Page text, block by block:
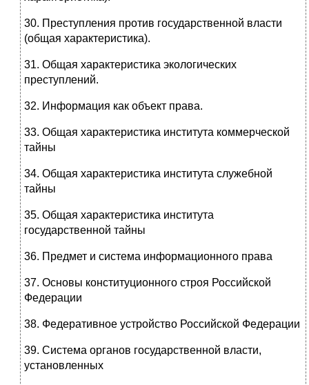
30. Преступления против государственной власти
(общая характеристика).
31. Общая характеристика экологических
преступлений.
32. Информация как объект права.
33. Общая характеристика института коммерческой
тайны
34. Общая характеристика института служебной
тайны
35. Общая характеристика института
государственной тайны
36. Предмет и система информационного права
37. Основы конституционного строя Российской
Федерации
38. Федеративное устройство Российской Федерации
39. Система органов государственной власти,
установленных